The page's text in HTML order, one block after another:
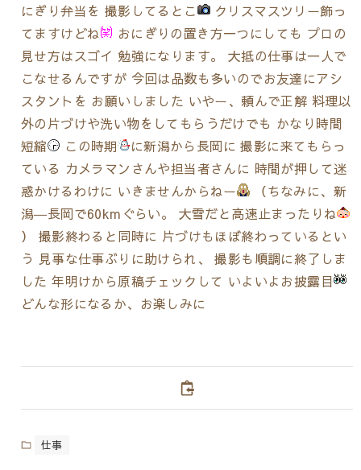
にぎり弁当を 撮影してるとこ
クリスマスツリー飾っ
てますけどね
おにぎりの置き方一つにしても プロの
見せ方はスゴイ 勉強になります。 大抵の仕事は一人で
こなせるんですが 今回は品数も多いのでお友達にアシ
スタントを お願いしました いやー、頼んで正解 料理以
外の片づけや洗い物をしてもらうだけでも かなり時間
短縮
この時期
に新潟から長岡に 撮影に来てもらっ
ている カメラマンさんや担当者さんに 時間が押して迷
惑かけるわけに いきませんからねー
（ちなみに、新
潟―長岡で60kmぐらい。 大雪だと高速止まったりね
） 撮影終わると同時に 片づけもほぼ終わっているとい
う 見事な仕事ぶりに助けられ、 撮影も順調に終了しま
した 年明けから原稿チェックして いよいよお披露目
どんな形になるか、お楽しみに
仕事